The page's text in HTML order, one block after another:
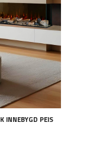
INNEBYGD PEIS